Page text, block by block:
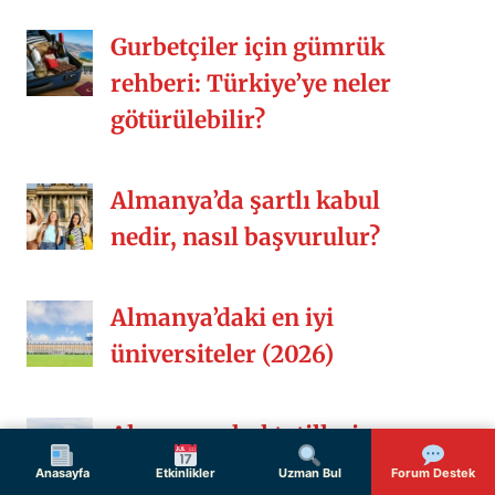
Anasayfa Etkinlikler Uzman Bul Forum Destek
Gurbetçiler için gümrük
rehberi: Türkiye’ye neler
götürülebilir?
Almanya’da şartlı kabul
nedir, nasıl başvurulur?
Almanya’daki en iyi
üniversiteler (2026)
Almanya okul tatilleri
(2026-2027)